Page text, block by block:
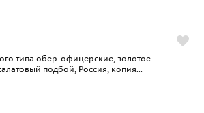
типа обер-офицерские, золотое
подбой, Россия, копия...